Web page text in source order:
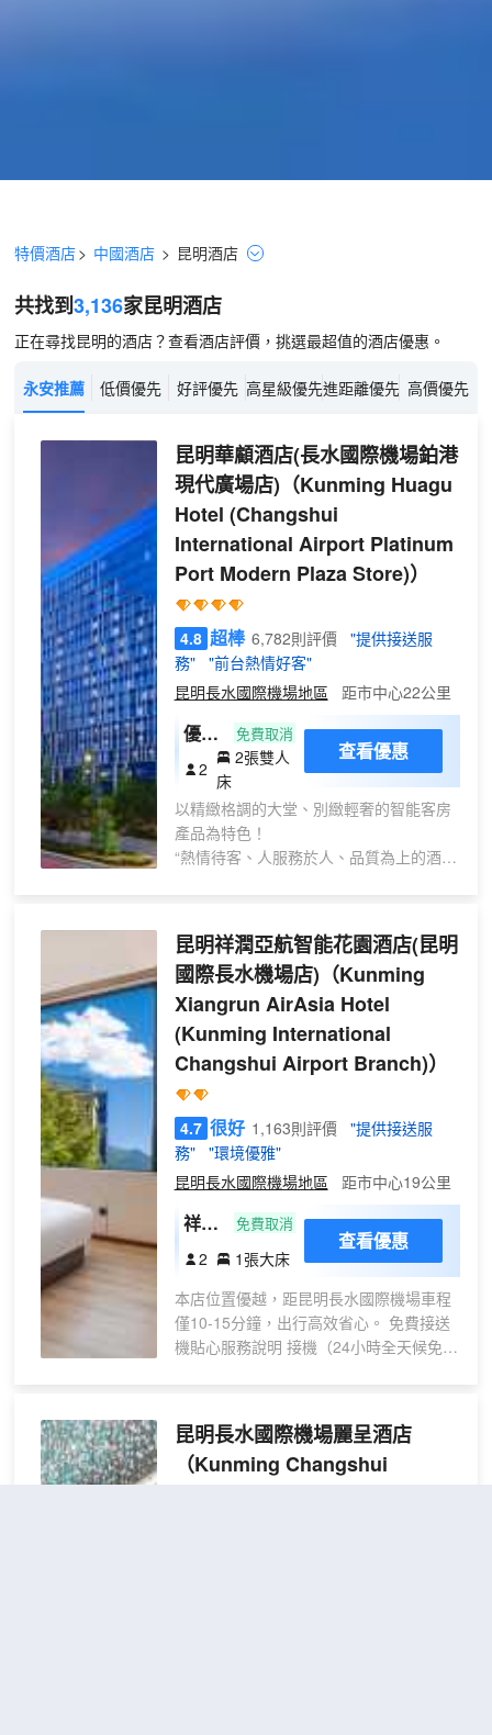
特價酒店> 中國酒店 > 昆明酒店
共找到3,136家昆明酒店
正在尋找昆明的酒店？查看酒店評價，挑選最超值的酒店優惠。
永安推薦 低價優先 好評優先 高星級優先進距離優先 高價優先
昆明華顧酒店(長水國際機場鉑港
現代廣場店) （Kunming Huagu
Hotel (Changshui
International Airport Platinum
Port Modern Plaza Store)）
4.8 超棒 6,782則評價
"提供接送服
務"
"前台熱情好客"
昆明長水國際機場地區
距市中心22公里
優享
雙床
（智
能小
愛管
睡眠
零壓
床）
免費取消
2
2張雙人
床
查看優惠
以精緻格調的大堂、別緻輕奢的智能客房
產品為特色！
“熱情待客、人服務於人、品質為上的酒店
現代廣場一棟一樓，毗鄰昆明長水國際機
場航站樓，酒店提供免費24小時接機、送
機便利服務，周邊環境幽雅；商務出差親
子自駕旅遊優選；各類舒適智能化客房，
客房床墊採用國外高端品牌零感床墊（安
全舒適），為您帶來一夜好夢之眠；讓“小
愛同學”智能語音系統帶來暢享貼心體驗，
妙趣多彩的親子時光家庭套房；豐富的各
類酒店配套設施：商務包廂、自助健身
房、自助洗衣房、大堂吧、多功能會議廳
等等；讓您盡享悠閒與快樂；經過一座
城、尋覓一間房、消去您滿身的疲憊，我
們以熱情的服務、舒適的居住環境，帶着
對精緻美好生活的嚮往和追求幸福的榮耀
感，為您提供高質量的睡眠環境，努力為
您的每一次光臨帶來賓至如歸的服務和心
之所歸的優質體驗！期待您的到來，我們
在華顧！等您來！
昆明祥潤亞航智能花園酒店(昆明
國際長水機場店) （Kunming
Xiangrun AirAsia Hotel
(Kunming International
Changshui Airport Branch)）
4.7 很好 1,163則評價
"提供接送服
務"
"環境優雅"
昆明長水國際機場地區
距市中心19公里
祥
潤・
舒眠
大床
房
【智
+零
壓
免費取消
2 1張大床
查看優惠
本店位置優越，距昆明長水國際機場車程
僅10-15分鐘，出行高效省心。 免費接送
機貼心服務說明 接機（24小時全天候免
電前台，酒店會立刻調度司機前往航站樓
接應，不用在出口長時間等候，專人接
應、協助搬運行李，深夜抵達也能安心無
昆明長水國際機場麗呈酒店
（Kunming Changshui